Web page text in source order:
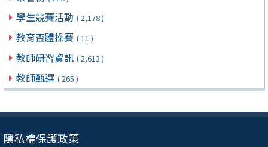
學生競賽活動 ( 2,178 )
教育盃體操賽 ( 11 )
教師研習資訊 ( 2,613 )
教師甄選 ( 265 )
隱私權保護政策